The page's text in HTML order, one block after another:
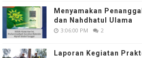
Menyamakan
dan Nahdhatul Ulama
3:06:00 PM 2
Laporan Kegiatan